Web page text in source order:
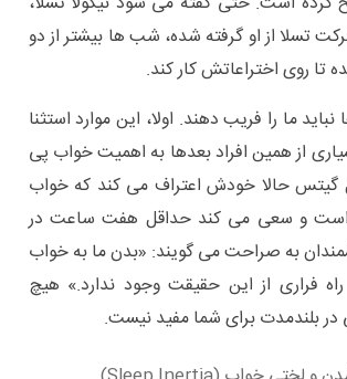
تسلا از او گرفته شده، شب ها بیشتر از دو
تا روی اختراعاتش کار کند.
ما را فریب دهند. اولا، این موارد استثنا
از همین افراد بعدها به اهمیت خواب پی
گیتس حالا خودش اعتراف می کند که خواب
است و سعی می کند حداقل هفت ساعت در
به صراحت می گویند: «بدن ما به خواب
فراری از این حقیقت وجود ندارد.» هیچ
در بلندمدت برای شما مفید نیست.